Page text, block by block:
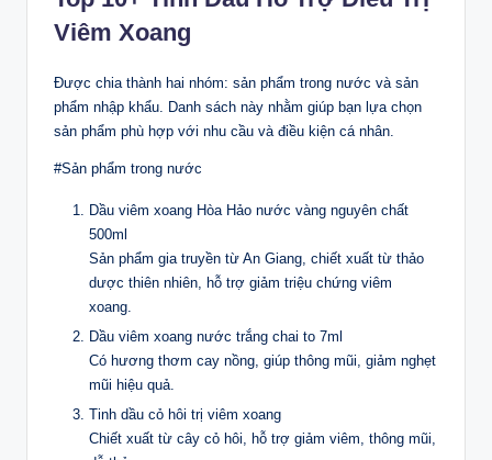
Viêm Xoang
Được chia thành hai nhóm: sản phẩm trong nước và sản
phẩm nhập khẩu. Danh sách này nhằm giúp bạn lựa chọn
sản phẩm phù hợp với nhu cầu và điều kiện cá nhân.
#Sản phẩm trong nước
Dầu viêm xoang Hòa Hảo nước vàng nguyên chất
500ml
Sản phẩm gia truyền từ An Giang, chiết xuất từ thảo
dược thiên nhiên, hỗ trợ giảm triệu chứng viêm
xoang.
Dầu viêm xoang nước trắng chai to 7ml
Có hương thơm cay nồng, giúp thông mũi, giảm nghẹt
mũi hiệu quả.
Tinh dầu cỏ hôi trị viêm xoang
Chiết xuất từ cây cỏ hôi, hỗ trợ giảm viêm, thông mũi,